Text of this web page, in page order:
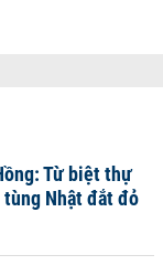
Từ biệt thự
tùng Nhật đắt đỏ